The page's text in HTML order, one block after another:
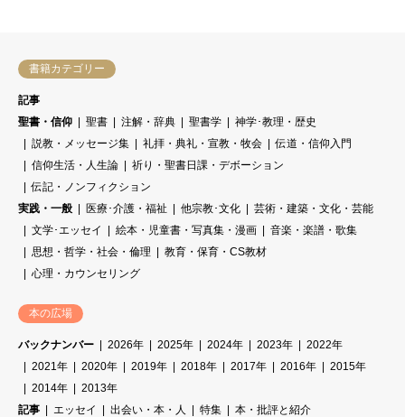
書籍カテゴリー
記事
聖書・信仰
聖書 注解・辞典 聖書学
神学･教理・歴史
説教・メッセージ集
礼拝・典礼・宣教・牧会
伝道・信仰入門
信仰生活・人生論
祈り・聖書日課・デボーション
伝記・ノンフィクション
実践・一般
医療･介護・福祉 他宗教･文化
芸術・建築・文化・芸能
文学･エッセイ
絵本・児童書・写真集・漫画
音楽・楽譜・歌集
思想・哲学・社会・倫理
教育・保育・CS教材
心理・カウンセリング
本の広場
バックナンバー 2026年 2025年 2024年 2023年
2022年
2021年
2020年 2019年 2018年 2017年 2016年
2015年
2014年
2013年
記事
エッセイ 出会い・本・人 特集
本・批評と紹介